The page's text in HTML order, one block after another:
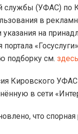
службы (УФАС) по
в
на
подборку см. здесь
Кировского УФАС
в сети
что